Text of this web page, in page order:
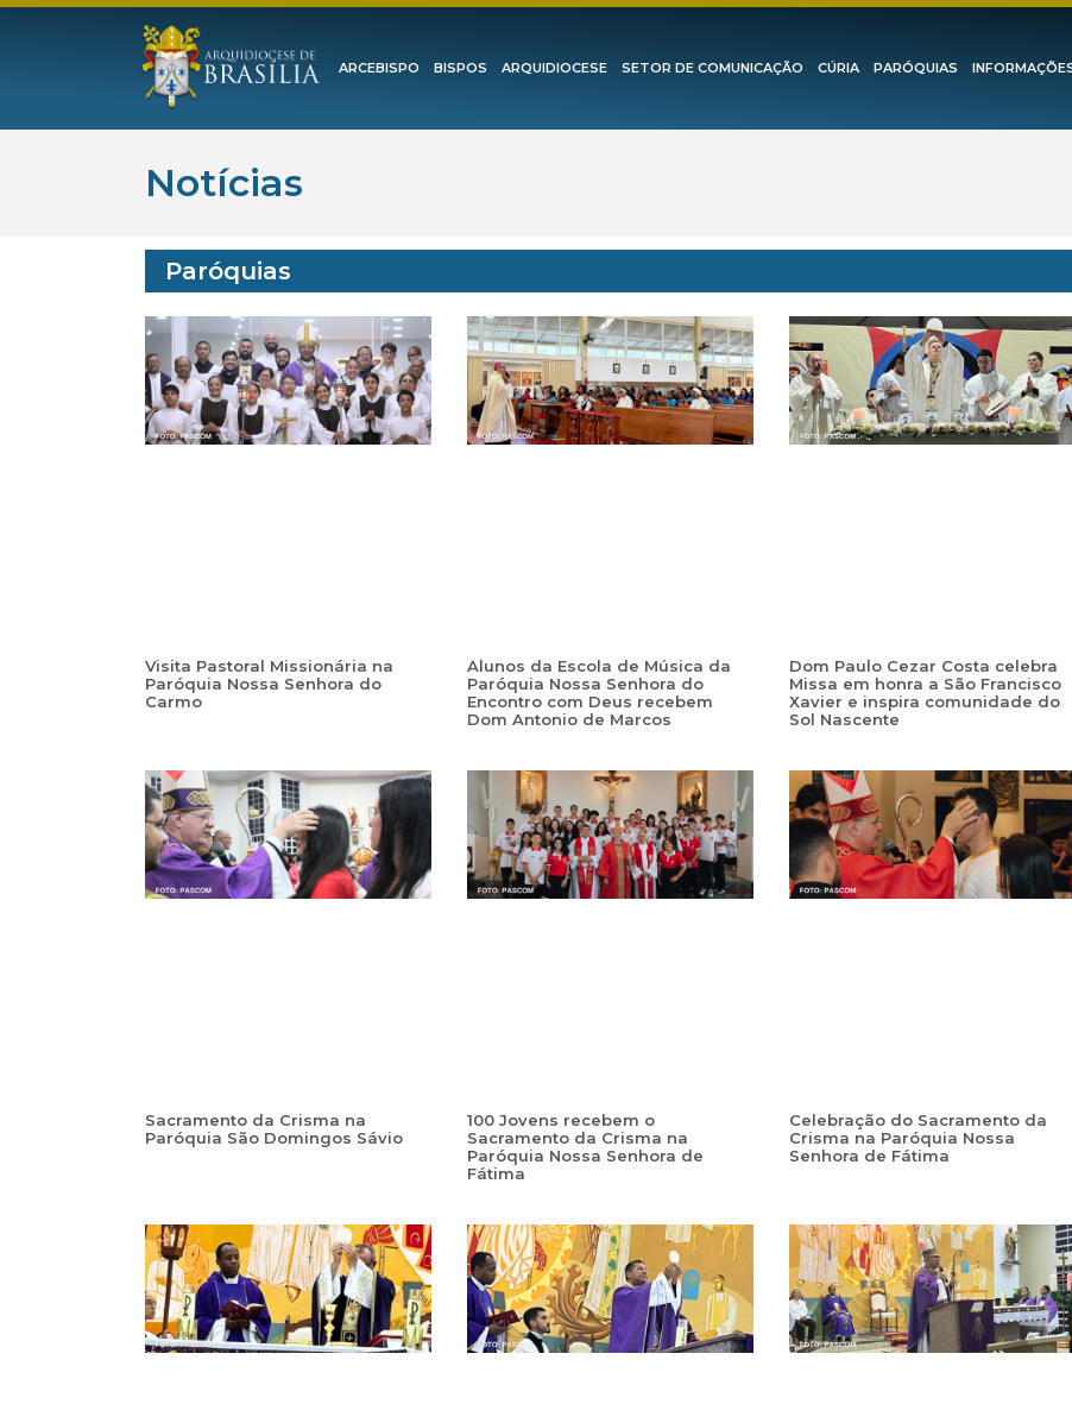
ARCEBISPO BISPOS ARQUIDIOCESE SETOR DE COMUNICAÇÃO CÚRIA PARÓQUIAS
Notícias
Paróquias
Visita Pastoral Missionária na
Paróquia Nossa Senhora do
Carmo
Alunos da Escola de Música da
Paróquia Nossa Senhora do
Encontro com Deus recebem
Dom Antonio de Marcos
Dom Paulo Cezar Costa celebra
Missa em honra a São Francisco
Xavier e inspira comunidade do
Sol Nascente
Sacramento da Crisma na
Paróquia São Domingos Sávio
100 Jovens recebem o
Sacramento da Crisma na
Paróquia Nossa Senhora de
Fátima
Celebração do Sacramento da
Crisma na Paróquia Nossa
Senhora de Fátima